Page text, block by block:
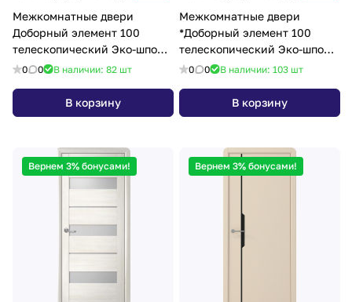
Межкомнатные двери
Доборный элемент 100
телескопический Эко-шпон
10*100*2070 белый кипарис
0 0 В наличии: 82 шт
В корзину
Межкомнатные двери
*Доборный элемент 100
телескопический Эко-шпон
10х100х2070 дуб нордик
0 0 В наличии: 103 шт
В корзину
Вернем 3% бонусами! Вернем 3% бонусами!